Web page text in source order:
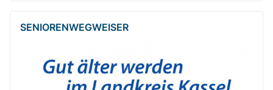
SENIOREN­WEG­WEISER